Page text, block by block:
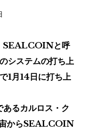
と呼
システムの打ち上
1月14日に打ち上
るカルロス・ク
宙からSEALCOIN